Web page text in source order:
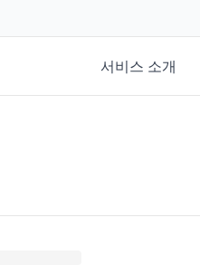
서비스 소개